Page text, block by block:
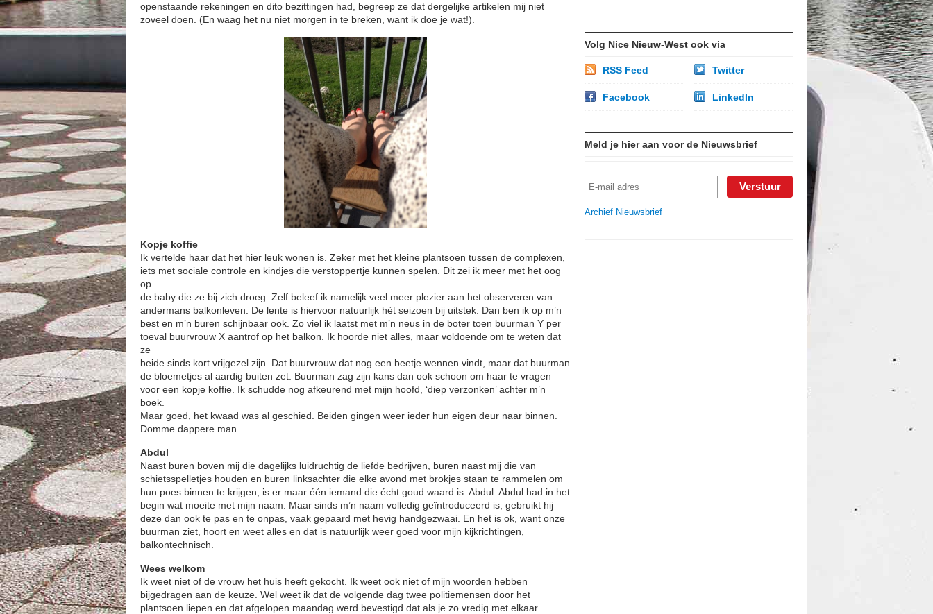
openstaande rekeningen en dito bezittingen had, begreep ze dat dergelijke artikelen mij niet
zoveel doen. (En waag het nu niet morgen in te breken, want ik doe je wat!).
Kopje koffie
Ik vertelde haar dat het hier leuk wonen is. Zeker met het kleine plantsoen tussen de complexen,
iets met sociale controle en kindjes die verstoppertje kunnen spelen. Dit zei ik meer met het oog
op
de baby die ze bij zich droeg. Zelf beleef ik namelijk veel meer plezier aan het observeren van
andermans balkonleven. De lente is hiervoor natuurlijk hèt seizoen bij uitstek. Dan ben ik op m’n
best en m’n buren schijnbaar ook. Zo viel ik laatst met m’n neus in de boter toen buurman Y per
toeval buurvrouw X aantrof op het balkon. Ik hoorde niet alles, maar voldoende om te weten dat
ze
beide sinds kort vrijgezel zijn. Dat buurvrouw dat nog een beetje wennen vindt, maar dat buurman
de bloemetjes al aardig buiten zet. Buurman zag zijn kans dan ook schoon om haar te vragen
voor een kopje koffie. Ik schudde nog afkeurend met mijn hoofd, ‘diep verzonken’ achter m’n
boek.
Maar goed, het kwaad was al geschied. Beiden gingen weer ieder hun eigen deur naar binnen.
Domme dappere man.
Abdul
Naast buren boven mij die dagelijks luidruchtig de liefde bedrijven, buren naast mij die van
schietsspelletjes houden en buren linksachter die elke avond met brokjes staan te rammelen om
hun poes binnen te krijgen, is er maar één iemand die écht goud waard is. Abdul. Abdul had in het
begin wat moeite met mijn naam. Maar sinds m’n naam volledig geïntroduceerd is, gebruikt hij
deze dan ook te pas en te onpas, vaak gepaard met hevig handgezwaai. En het is ok, want onze
buurman ziet, hoort en weet alles en dat is natuurlijk weer goed voor mijn kijkrichtingen,
balkontechnisch.
Wees welkom
Ik weet niet of de vrouw het huis heeft gekocht. Ik weet ook niet of mijn woorden hebben
bijgedragen aan de keuze. Wel weet ik dat de volgende dag twee politiemensen door het
plantsoen liepen en dat afgelopen maandag werd bevestigd dat als je zo vredig met elkaar
Volg Nice Nieuw-West ook via
RSS Feed Twitter
Facebook LinkedIn
Meld je hier aan voor de Nieuwsbrief
Archief Nieuwsbrief